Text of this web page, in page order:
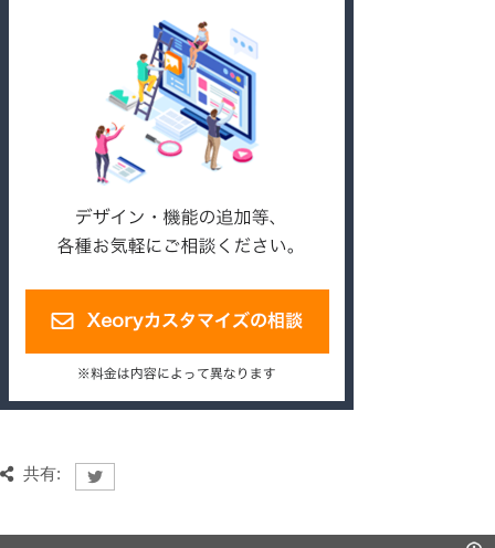
共有: